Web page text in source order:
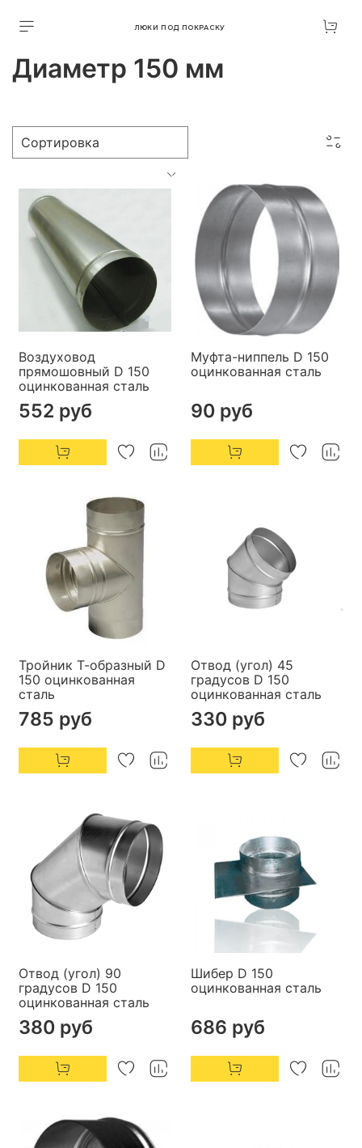
ЛЮКИ ПОД ПОКРАСКУ
Диаметр 150 мм
Воздуховод
прямошовный D 150
оцинкованная сталь
552 руб
Муфта-ниппель D 150
оцинкованная сталь
90 руб
Тройник Т-образный D
150 оцинкованная
сталь
785 руб
Отвод (угол) 45
градусов D 150
оцинкованная сталь
330 руб
Отвод (угол) 90
градусов D 150
оцинкованная сталь
380 руб
Шибер D 150
оцинкованная сталь
686 руб